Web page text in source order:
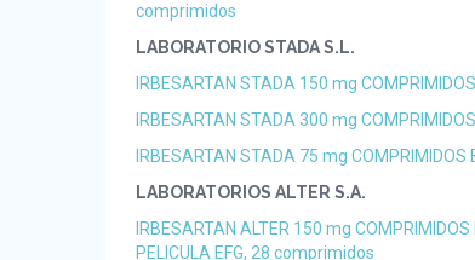
comprimidos
LABORATORIO STADA S.L.
IRBESARTAN STADA 150 mg
IRBESARTAN STADA 300 mg
IRBESARTAN STADA 75 mg
LABORATORIOS ALTER S.A.
IRBESARTAN ALTER 150 mg COMPRIMIDOS
PELICULA EFG, 28 comprimidos